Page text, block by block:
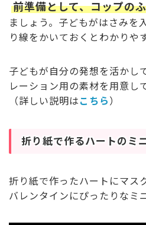
前準備として、コップの
ましょう。子どもがはさみを
り線をかいておくとわかりや
子どもが自分の発想を活かし
レーション用の素材を用意し
（詳しい説明は こちら ）
折り紙で作るハートのミ
折り紙で作ったハートにマス
バレンタインにぴったりなミ